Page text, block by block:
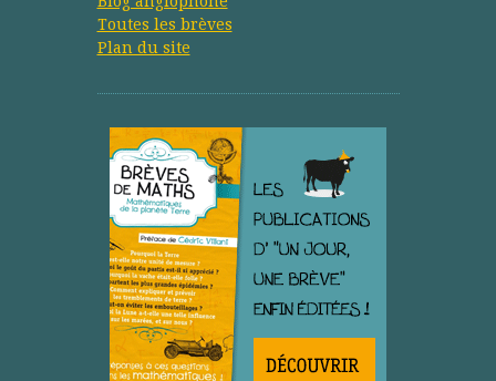
Toutes les brèves
Plan du site